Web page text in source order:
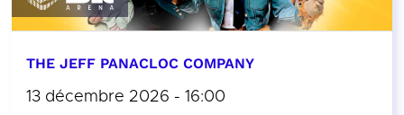
THE JEFF PANACLOC COMPANY
13 décembre 2026 - 16:00